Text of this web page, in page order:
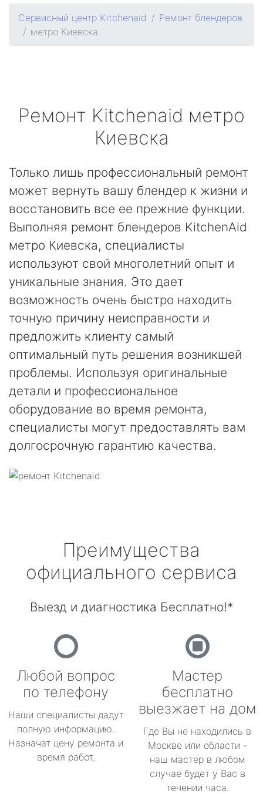
Сервисный центр Kitchenaid
Ремонт блендеров
метро Киевска
Ремонт Kitchenaid метро
Киевска
Только лишь профессиональный ремонт
может вернуть вашу блендер к жизни и
восстановить все ее прежние функции.
Выполняя ремонт блендеров KitchenAid
метро Киевска, специалисты
используют свой многолетний опыт и
уникальные знания. Это дает
возможность очень быстро находить
точную причину неисправности и
предложить клиенту самый
оптимальный путь решения возникшей
проблемы. Используя оригинальные
детали и профессиональное
оборудование во время ремонта,
специалисты могут предоставлять вам
долгосрочную гарантию качества.
Преимущества
официального сервиса
Выезд и диагностика Бесплатно!*
Любой вопрос
по телефону
Наши специалисты дадут
полную информацию.
Назначат цену ремонта и
время работ.
Мастер
бесплатно
выезжает на дом
Где Вы не находились в
Москве или области -
наш мастер в любом
случае будет у Вас в
течении часа.